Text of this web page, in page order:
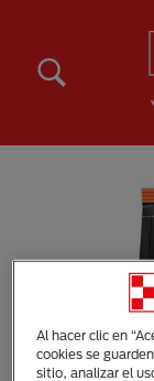
Al hacer clic en
cookies se
sitio, analizar el